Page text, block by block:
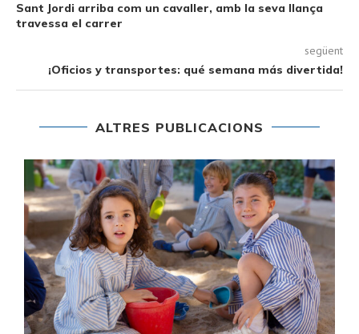
Sant Jordi arriba com un cavaller, amb la seva llança
travessa el carrer
següent
¡Oficios y transportes: qué semana más divertida!
ALTRES PUBLICACIONS